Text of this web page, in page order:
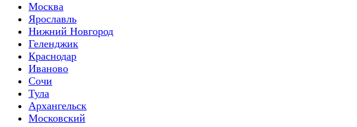
Москва
Ярославль
Нижний Новгород
Геленджик
Краснодар
Иваново
Сочи
Тула
Архангельск
Московский